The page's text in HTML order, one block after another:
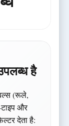
है
(रूले,
और
देता है: